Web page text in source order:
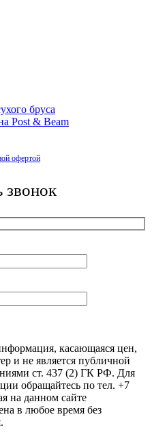
бруса
Post & Beam
офертой
звонок
касающаяся цен,
и не является публичной
ст. 437 (2) ГК РФ. Для
обращайтесь по тел. +7
на данном сайте
в любое время без